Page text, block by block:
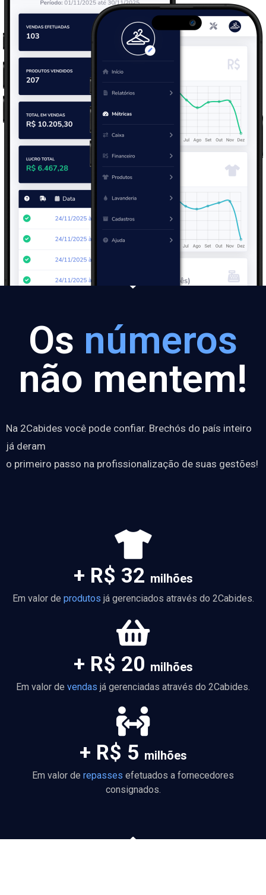
Os números
não mentem!
Na 2Cabides você pode confiar. Brechós do país inteiro
já deram
o primeiro passo na profissionalização de suas gestões!
+ R$ 32 milhões
Em valor de produtos já gerenciados através do 2Cabides.
+ R$ 20 milhões
Em valor de vendas já gerenciadas através do 2Cabides.
+ R$ 5 milhões
Em valor de repasses efetuados a fornecedores
consignados.